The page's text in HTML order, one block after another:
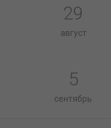
29
август
5
сентябрь